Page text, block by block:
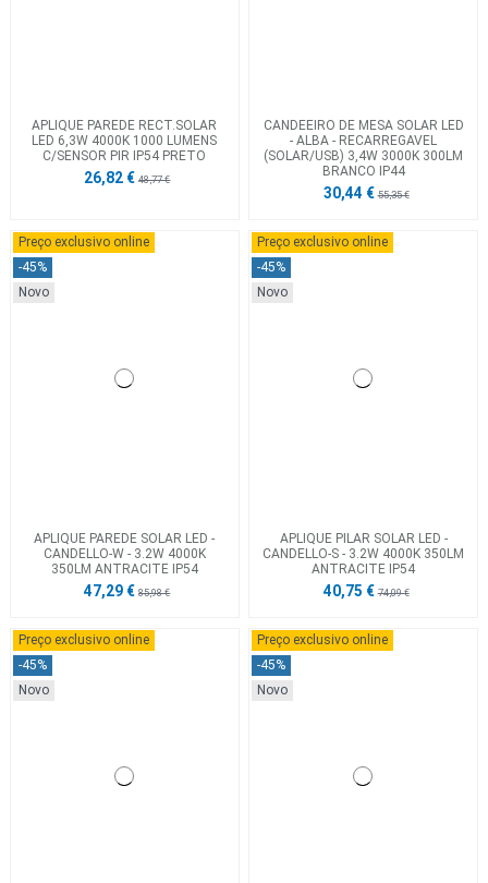
APLIQUE PAREDE RECT.SOLAR
LED 6,3W 4000K 1000 LUMENS
C/SENSOR PIR IP54 PRETO
26,82 €48,77 €
CANDEEIRO DE MESA SOLAR LED
- ALBA - RECARREGAVEL
(SOLAR/USB) 3,4W 3000K 300LM
BRANCO IP44
30,44 €55,35 €
Preço exclusivo online
-45%
Novo
APLIQUE PAREDE SOLAR LED -
CANDELLO-W - 3.2W 4000K
350LM ANTRACITE IP54
47,29 €85,98 €
Preço exclusivo online
-45%
Novo
APLIQUE PILAR SOLAR LED -
CANDELLO-S - 3.2W 4000K 350LM
ANTRACITE IP54
40,75 €74,09 €
Preço exclusivo online
-45%
Novo
Preço exclusivo online
-45%
Novo